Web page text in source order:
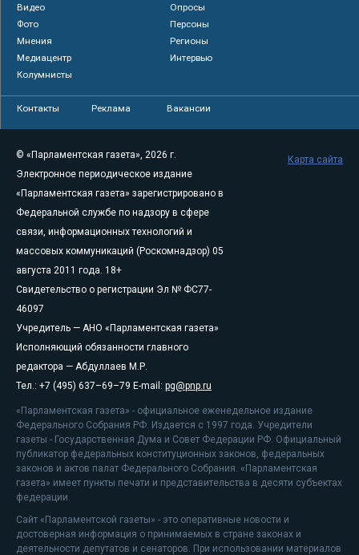
Видео
Опросы
Фото
Персоны
Мнения
Регионы
Медиацентр
Интервью
Колумнисты
Контакты Реклама Вакансии
© «Парламентская газета», 2026 г.
Электронное периодическое издание
«Парламентская газета» зарегистрировано в
Федеральной службе по надзору в сфере
связи, информационных технологий и
массовых коммуникаций (Роскомнадзор) 05
августа 2011 года. 18+
Свидетельство о регистрации Эл № ФС77-
46097
Учредитель — АНО «Парламентская газета»
Исполняющий обязанности главного
редактора — Абдуллаев М.Р.
Тел.: +7 (495) 637–69–79 E-mail: pg@pnp.ru
«Парламентская газета» - официальное еженедельное издание
Федерального Собрания РФ. Издается с 1997 года. Учредители
газеты - Государственная Дума и Совет Федерации РФ. Официальный
публикатор федеральных конституционных законов, федеральных
законов и актов палат Федерального Собрания. «Парламентская
газета» имеет пункты печати и представительства в десяти субъектах
федерации.
Сайт «Парламентской газеты» - это оперативные новости и
достоверная информация о принимаемых в стране законах и
деятельности депутатов и сенаторов. При использовании материалов
Карта сайта